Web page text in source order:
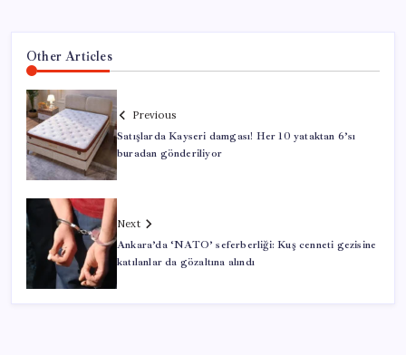
Other Articles
Previous
Satışlarda Kayseri damgası! Her 10 yataktan 6’sı
buradan gönderiliyor
Next
Ankara’da ‘NATO’ seferberliği: Kuş cenneti gezisine
katılanlar da gözaltına alındı